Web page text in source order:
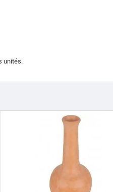
unités.